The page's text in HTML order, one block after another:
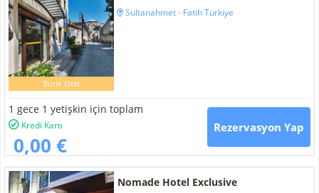
Butik Otel
Sultanahmet - Fatih Türkiye
1 gece 1 yetişkin için toplam
Kredi Kartı
0,00 €
Rezervasyon Yap
Nomade Hotel Exclusive